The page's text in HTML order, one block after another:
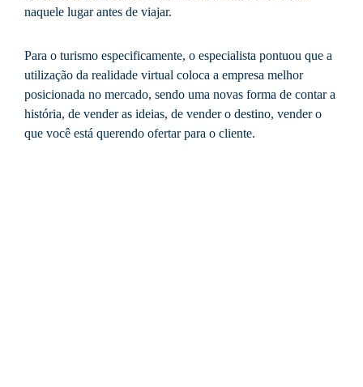
naquele lugar antes de viajar.
Para o turismo especificamente, o especialista pontuou que a
utilização da realidade virtual coloca a empresa melhor
posicionada no mercado, sendo uma novas forma de contar a
história, de vender as ideias, de vender o destino, vender o
que você está querendo ofertar para o cliente.